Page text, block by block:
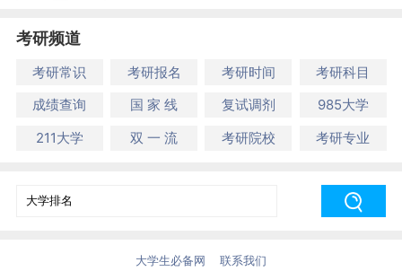
考研频道
考研常识 考研报名 考研时间
考研科目
成绩查询
国 家 线 复试调剂
985大学
211大学
双 一 流 考研院校 考研专业
大学生必备网 联系我们